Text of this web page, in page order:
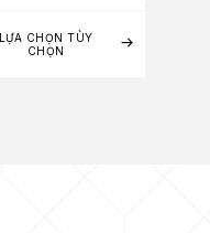
LỰA CHỌN TÙY
CHỌN